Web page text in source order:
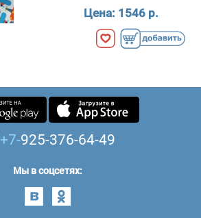
Цена: 1546 р.
+7-925-376-64-49
Мы в соцсетях: